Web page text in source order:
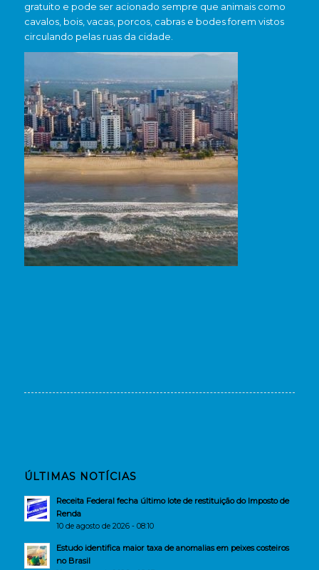
gratuito e pode ser acionado sempre que animais como
cavalos, bois, vacas, porcos, cabras e bodes forem vistos
circulando pelas ruas da cidade.
ÚLTIMAS NOTÍCIAS
Receita Federal fecha último lote de restituição do Imposto de
Renda
10 de agosto de 2026 - 08:10
Estudo identifica maior taxa de anomalias em peixes costeiros
no Brasil